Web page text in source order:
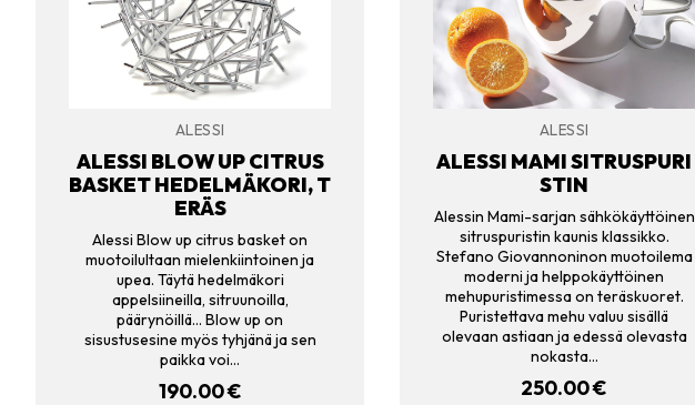
ALESSI
ALESSI BLOW UP CITRUS
BASKET HEDELMÄKORI, T
ERÄS
Alessi Blow up citrus basket on
muotoilultaan mielenkiintoinen ja
upea. Täytä hedelmäkori
appelsiineilla, sitruunoilla,
päärynöillä… Blow up on
sisustusesine myös tyhjänä ja sen
paikka voi…
190.00€
ALESSI
ALESSI MAMI SITRUSPURI
STIN
Alessin Mami-sarjan sähkökäyttöinen
sitruspuristin kaunis klassikko.
Stefano Giovannoninon muotoilema
moderni ja helppokäyttöinen
mehupuristimessa on teräskuoret.
Puristettava mehu valuu sisällä
olevaan astiaan ja edessä olevasta
nokasta…
250.00€